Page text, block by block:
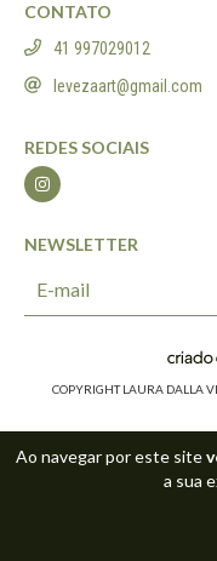
Ao navegar por este site
a sua
CONTATO
41 997029012
levezaart@gmail.com
REDES SOCIAIS
NEWSLETTER
COPYRIGHT LAURA DALLA